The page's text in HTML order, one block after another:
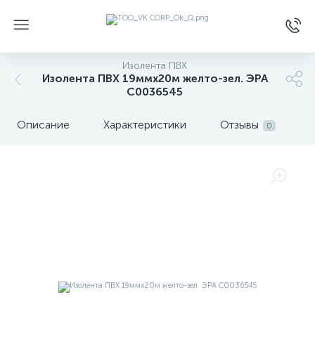
Изолента ПВХ
Изолента ПВХ 19ммх20м желто-зел. ЭРА
C0036545
Описание Характеристики Отзывы 0